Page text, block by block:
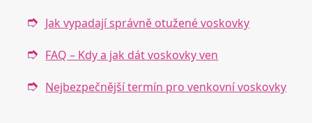
Jak vypadají správně otužené voskovky
FAQ – Kdy a jak dát voskovky ven
Nejbezpečnější termín pro venkovní voskovky